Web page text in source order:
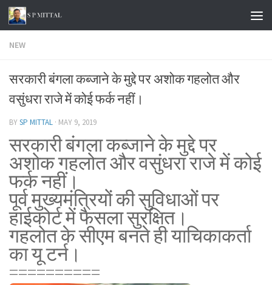
Skip to content
NEW
सरकारी बंगला कब्जाने के मुद्दे पर अशोक गहलोत और
वसुंधरा राजे में कोई फर्क नहीं।
BYSP MITTAL · MAY 9, 2019
सरकारी बंगला कब्जाने के मुद्दे पर
अशोक गहलोत और वसुंधरा राजे में कोई
फर्क नहीं।
पूर्व मुख्यमंत्रियों की सुविधाओं पर
हाईकोर्ट में फैसला सुरक्षित।
गहलोत के सीएम बनते ही याचिकाकर्ता
का यू टर्न।
==========